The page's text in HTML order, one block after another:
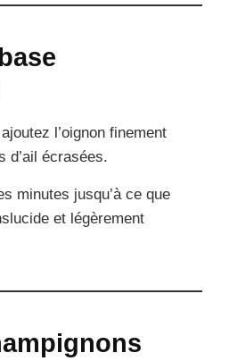
l’oignon finement
d’ail écrasées.
minutes jusqu’à ce que
et légèrement